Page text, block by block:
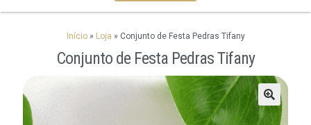
Início» Loja » Conjunto de Festa Pedras Tifany
Conjunto de Festa Pedras Tifany
🔍